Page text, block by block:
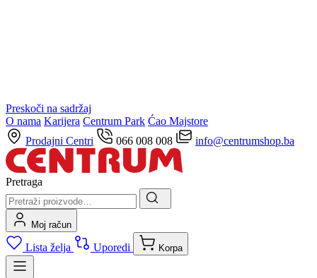
Preskoči na sadržaj
O nama Karijera Centrum Park Ćao Majstore
Prodajni Centri
066 008 008 info@centrumshop.ba
Pretraga
Moj račun
Lista želja Uporedi Korpa